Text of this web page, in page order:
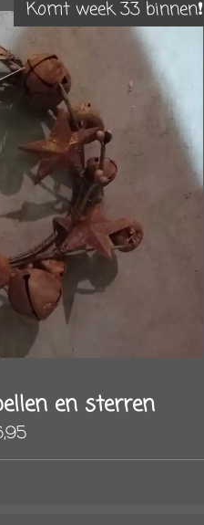
Komt week 33 binnen❗️
en sterren